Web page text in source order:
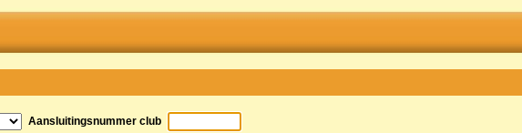
Aansluitingsnummer club